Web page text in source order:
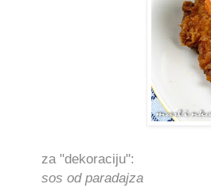
za "dekoraciju":
sos od paradajza